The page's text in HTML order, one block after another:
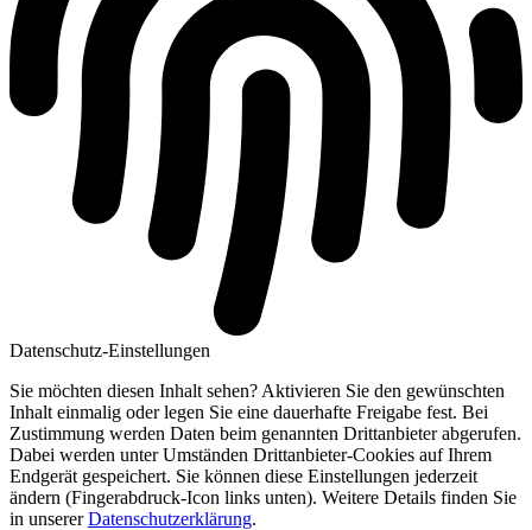
Datenschutz-Einstellungen
Sie möchten diesen Inhalt sehen? Aktivieren Sie den gewünschten
Inhalt einmalig oder legen Sie eine dauerhafte Freigabe fest. Bei
Zustimmung werden Daten beim genannten Drittanbieter abgerufen.
Dabei werden unter Umständen Drittanbieter-Cookies auf Ihrem
Endgerät gespeichert. Sie können diese Einstellungen jederzeit
ändern (Fingerabdruck-Icon links unten). Weitere Details finden Sie
in unsererDatenschutzerklärung.